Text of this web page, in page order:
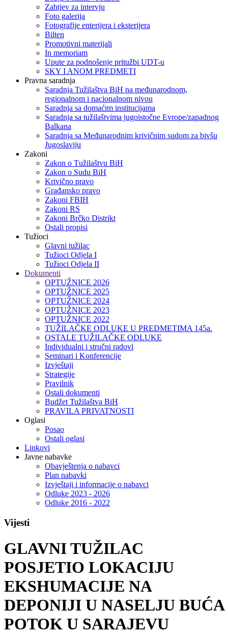
Zahtjev za intervju
Foto galerija
Fotografije enterijera i eksterijera
Bilten
Promotivni materijali
In memoriam
Upute za podnošenje pritužbi UDT-u
SKY I ANOM PREDMETI
Pravna saradnja
Saradnja Tužilaštva BiH na međunarodnom,
regionalnom i nacionalnom nivou
Saradnja sa domaćim institucijama
Saradnja sa tužilaštvima jugoistočne Evrope/zapadnog
Balkana
Saradnja sa Međunarodnim krivičnim sudom za bivšu
Jugoslaviju
Zakoni
Zakon o Тužilaštvu BiH
Zakon o Sudu BiH
Krivično pravo
Građansko pravo
Zakoni FBIH
Zakoni RS
Zakoni Brčko Distrikt
Ostali propisi
Tužioci
Glavni tužilac
Tužioci Odjela I
Tužioci Odjela II
Dokumenti
OPTUŽNICE 2026
OPTUŽNICE 2025
OPTUŽNICE 2024
OPTUŽNICE 2023
OPTUŽNICE 2022
TUŽILAČKE ODLUKE U PREDMETIMA 145a.
OSTALE TUŽILAČKE ODLUKE
Individualni i stručni radovi
Seminari i Konferencije
Izvještaji
Strategije
Pravilnik
Ostali dokumenti
Budžet Tužilaštva BiH
PRAVILA PRIVATNOSTI
Oglasi
Posao
Ostali oglasi
Linkovi
Javne nabavke
Obavještenja o nabavci
Plan nabavki
Izvještaji i informacije o nabavci
Odluke 2023 - 2026
Odluke 2016 - 2022
Vijesti
GLAVNI TUŽILAC
POSJETIO LOKACIJU
EKSHUMACIJE NA
DEPONIJI U NASELJU BUĆA
POTOK U SARAJEVU